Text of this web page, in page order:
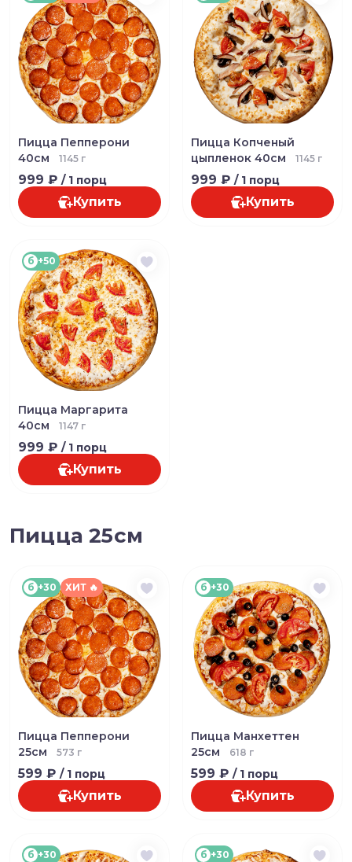
Пицца Пепперони
40см
1145 г
999 ₽ / 1 порц
Купить
Пицца Копченый
цыпленок 40см
1145 г
999 ₽ / 1 порц
Купить
б +50
Пицца Маргарита
40см
1147 г
999 ₽ / 1 порц
Купить
Пицца 25см
б +30 ХИТ 🔥
Пицца Пепперони
25см
573 г
599 ₽ / 1 порц
Купить
б +30
Пицца Манхеттен
25см
618 г
599 ₽ / 1 порц
Купить
б +30 б +30